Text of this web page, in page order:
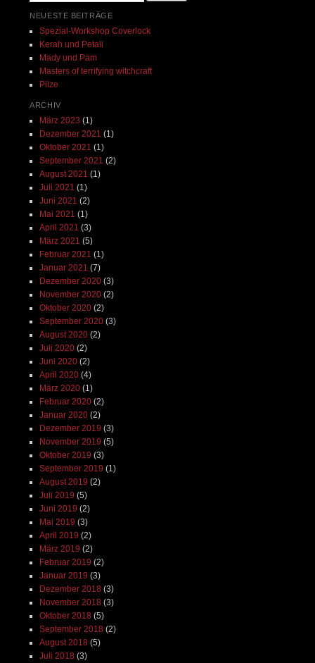
NEUESTE BEITRÄGE
Spezial-Workshop Coverlock
Kerah und Petali
Mady und Pam
Masters of terrifying witchcraft
Pilze
ARCHIV
März 2023 (1)
Dezember 2021 (1)
Oktober 2021 (1)
September 2021 (2)
August 2021 (1)
Juli 2021 (1)
Juni 2021 (2)
Mai 2021 (1)
April 2021 (3)
März 2021 (5)
Februar 2021 (1)
Januar 2021 (7)
Dezember 2020(3)
November 2020(2)
Oktober 2020(2)
September 2020(3)
August 2020(2)
Juli 2020(2)
Juni 2020(2)
April 2020(4)
März 2020(1)
Februar 2020(2)
Januar 2020(2)
Dezember 2019 (3)
November 2019 (5)
Oktober 2019 (3)
September 2019 (1)
August 2019 (2)
Juli 2019 (5)
Juni 2019 (2)
Mai 2019 (3)
April 2019 (2)
März 2019 (2)
Februar 2019 (2)
Januar 2019 (3)
Dezember 2018 (3)
November 2018 (3)
Oktober 2018 (5)
September 2018 (2)
August 2018 (5)
Juli 2018 (3)